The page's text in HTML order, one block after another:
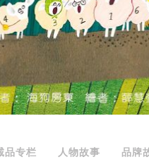
品专栏 人物故事 品牌